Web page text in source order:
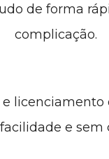
de forma
complicação.
licenciamento
e sem